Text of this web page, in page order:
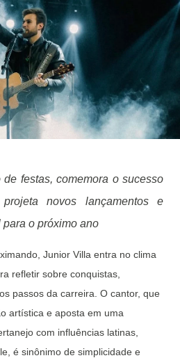
festas, comemora o sucesso
novos lançamentos e
o próximo ano
Junior Villa entra no clima
refletir sobre conquistas,
passos da carreira. O cantor, que
artística e aposta em uma
com influências latinas,
é sinônimo de simplicidade e